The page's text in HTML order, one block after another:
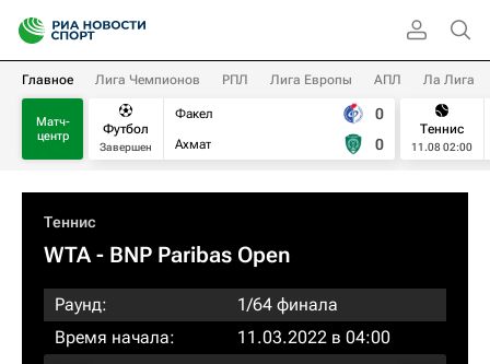
Главное Лига Чемпионов РПЛ Лига Европы АПЛ Ла Лига
Матч-
центр
Футбол
Завершен
Факел
Ахмат
0
0
Теннис
11.08 02:00
Теннис
WTA- BNP Paribas Open
Раунд:
1/64 финала
Время начала:
11.03.2022 в 04:00